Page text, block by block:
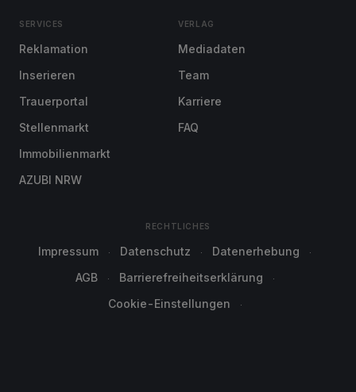
SERVICES
Reklamation
Inserieren
Trauerportal
Stellenmarkt
Immobilienmarkt
AZUBI NRW
VERLAG
Mediadaten
Team
Karriere
FAQ
RECHTLICHES
Impressum Datenschutz
Datenerhebung
AGB
Barrierefreiheitserklärung
Cookie-Einstellungen